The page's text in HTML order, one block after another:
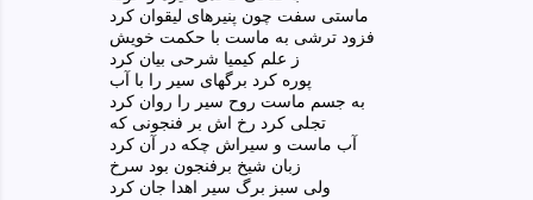
ماستی سفت چون پنیرهای لیقوان کرد
فزود ترشی به ماست با حکمت خویش
ز علم کیمیا شرحی بیان کرد
پوره کرد برگهای سیر را با آب
به جسم ماست روح سیر را روان کرد
تجلی کرد رخ اش بر فنجونی که
آب ماست و سیراش چکه در آن کرد
زبان شیخ برفنجون بود سرخ
ولی سبز برگ سیر اهدا جان کرد